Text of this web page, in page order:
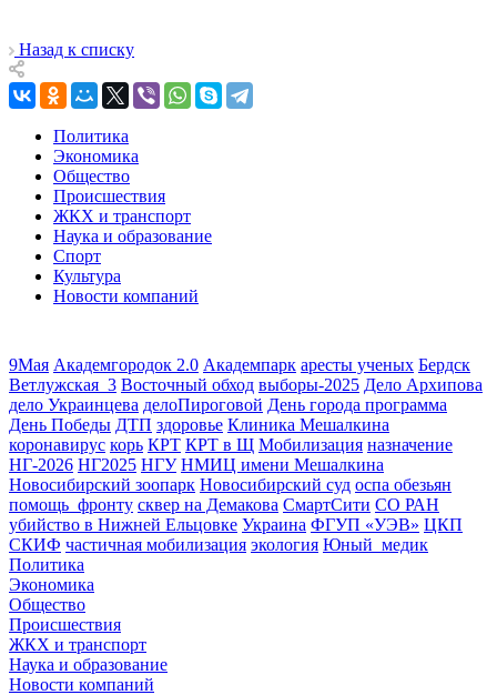
Назад к списку
Политика
Экономика
Общество
Происшествия
ЖКХ и транспорт
Наука и образование
Спорт
Культура
Новости компаний
9Мая Академгородок 2.0 Академпарк аресты ученых Бердск
Ветлужская_3 Восточный обход выборы-2025 Дело Архипова
дело Украинцева делоПироговой День города программа
День Победы ДТП здоровье Клиника Мешалкина
коронавирус корь КРТ КРТ в Щ Мобилизация назначение
НГ-2026 НГ2025 НГУ НМИЦ имени Мешалкина
Новосибирский зоопарк Новосибирский суд оспа обезьян
помощь_фронту сквер на Демакова СмартСити СО РАН
убийство в Нижней Ельцовке Украина ФГУП «УЭВ» ЦКП
СКИФ частичная мобилизация экология Юный_медик
Политика
Экономика
Общество
Происшествия
ЖКХ и транспорт
Наука и образование
Новости компаний